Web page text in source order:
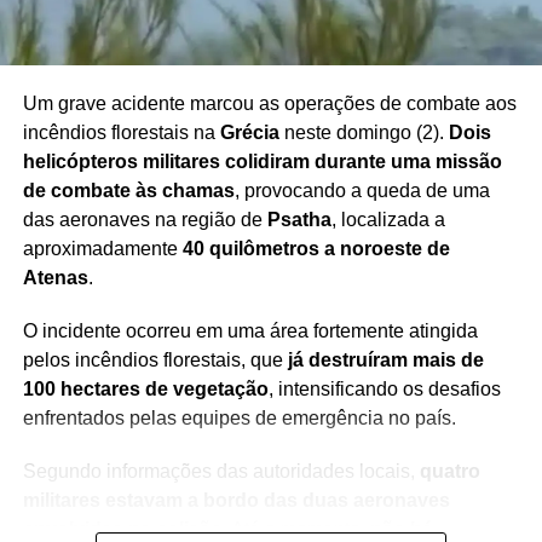
redução da violência e para a estabilidade na região.
Redação Saiba+
Um grave acidente marcou as operações de combate aos
incêndios florestais na Grécianeste domingo (2). Dois
helicópteros militares colidiram durante uma missão
de combate às chamas, provocando a queda de uma
das aeronaves na região de Psatha, localizada a
aproximadamente 40 quilômetros a noroeste de
Atenas.
O incidente ocorreu em uma área fortemente atingida
pelos incêndios florestais, que já destruíram mais de
100 hectares de vegetação, intensificando os desafios
enfrentados pelas equipes de emergência no país.
Segundo informações das autoridades locais, quatro
envolvidas na colisão. Até o momento,não há